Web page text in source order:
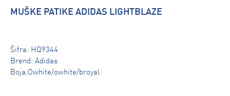
MUŠKE PATIKE ADIDAS LIGHTBLAZE
Šifra: HQ9344
Brend: Adidas
Boja:Owhite/owhite/broyal